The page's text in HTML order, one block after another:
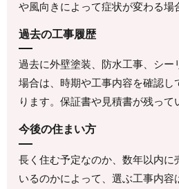
や風向きによって症状が変わる場
過去の工事履歴
過去に外壁塗装、防水工事、シー
場合は、時期や工事内容を確認し
ります。保証書や見積書が残って
今後の住まい方
長く住む予定なのか、数年以内に
いるのかによって、選ぶ工事内容